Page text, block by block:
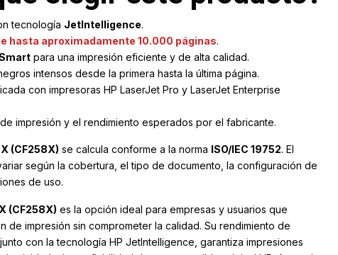
tecnología JetIntelligence.
hasta aproximadamente 10.000 páginas.
para una impresión eficiente y de alta calidad.
intensos desde la primera hasta la última página.
con impresoras HP LaserJet Pro y LaserJet Enterprise
impresión y el rendimiento esperados por el fabricante.
(CF258X) se calcula conforme a la norma ISO/IEC 19752. El
según la cobertura, el tipo de documento, la configuración de
de uso.
(CF258X) es la opción ideal para empresas y usuarios que
de impresión sin comprometer la calidad. Su rendimiento de
, junto con la tecnología HP JetIntelligence, garantiza impresiones